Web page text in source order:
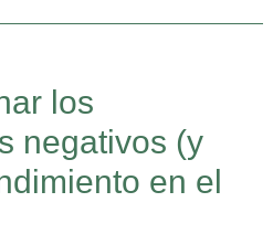
los
negativos (y
en el